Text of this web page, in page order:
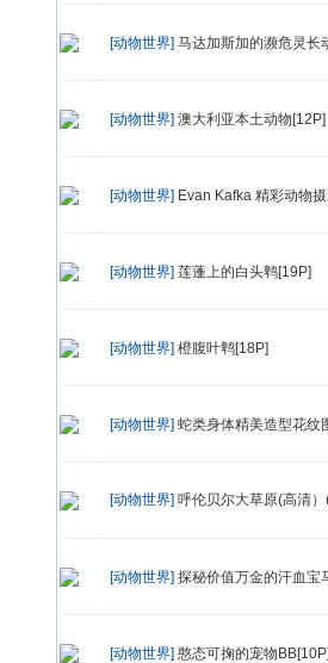
[动物世界] 马达加斯加的濒危灵长
[动物世界] 澳大利亚本土动物[12P]
[动物世界] Evan Kafka 精彩动物
[动物世界] 莲蓬上的白头鹎[19P]
[动物世界] 橙腹叶鹎[18P]
[动物世界] 蛇类身体精美造型花纹
[动物世界] 呼伦贝尔大草原(高清
[动物世界] 探秘价值万金的汗血宝
[动物世界] 憨态可掬的宠物